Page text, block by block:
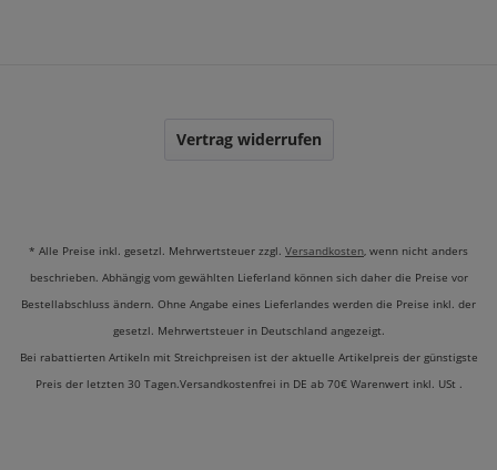
Vertrag widerrufen
* Alle Preise inkl. gesetzl. Mehrwertsteuer zzgl. Versandkosten, wenn nicht anders
beschrieben. Abhängig vom gewählten Lieferland können sich daher die Preise vor
Bestellabschluss ändern. Ohne Angabe eines Lieferlandes werden die Preise inkl. der
gesetzl. Mehrwertsteuer in Deutschland angezeigt.
Bei rabattierten Artikeln mit Streichpreisen ist der aktuelle Artikelpreis der günstigste
Preis der letzten 30 Tagen.Versandkostenfrei in DE ab 70€ Warenwert inkl. USt .